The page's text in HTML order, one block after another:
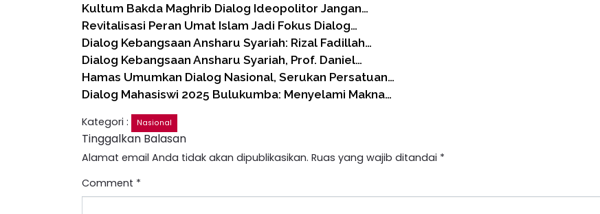
Kultum Bakda Maghrib Dialog Ideopolitor Jangan…
Revitalisasi Peran Umat Islam Jadi Fokus Dialog…
Dialog Kebangsaan Ansharu Syariah: Rizal Fadillah…
Dialog Kebangsaan Ansharu Syariah, Prof. Daniel…
Hamas Umumkan Dialog Nasional, Serukan Persatuan…
Dialog Mahasiswi 2025 Bulukumba: Menyelami Makna…
Kategori :
Nasional
Tinggalkan Balasan
Alamat email Anda tidak akan dipublikasikan. Ruas yang wajib ditandai *
Comment *